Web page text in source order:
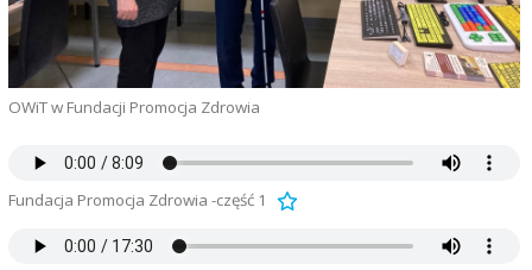
OWiT w Fundacji Promocja Zdrowia
Fundacja Promocja Zdrowia -część 1